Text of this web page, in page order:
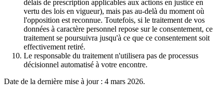
délais de prescription applicables aux actions en justice en
vertu des lois en vigueur), mais pas au-delà du moment où
l'opposition est reconnue. Toutefois, si le traitement de vos
données à caractère personnel repose sur le consentement, ce
traitement se poursuivra jusqu'à ce que ce consentement soit
effectivement retiré.
Le responsable du traitement n'utilisera pas de processus
décisionnel automatisé à votre encontre.
Date de la dernière mise à jour : 4 mars 2026.